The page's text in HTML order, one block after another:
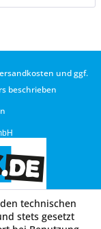
und ggf.
beschrieben
technischen
stets gesetzt